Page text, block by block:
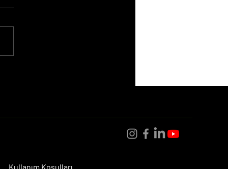
Kullanım Koşulları